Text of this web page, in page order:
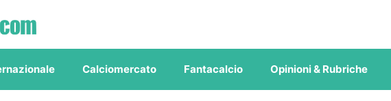
Calciomercato Fantacalcio Opinioni & Rubriche